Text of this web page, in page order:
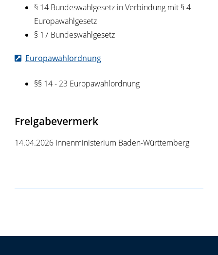
§ 14 Bundeswahlgesetz in Verbindung mit § 4
Europawahlgesetz
§ 17 Bundeswahlgesetz
Europawahlordnung
§§ 14 - 23 Europawahlordnung
Freigabevermerk
14.04.2026 Innenministerium Baden-Württemberg